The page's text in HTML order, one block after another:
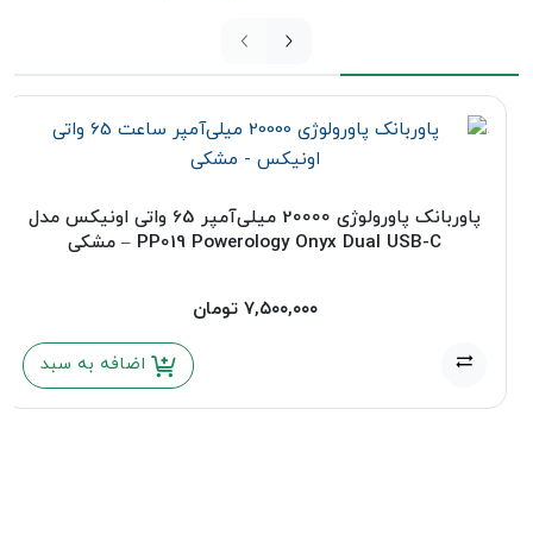
پاوربانک پاورولوژی 20000 میلی‌آمپر 65 واتی اونیکس مدل
PP019 Powerology Onyx Dual USB-C – مشکی
۷,۵۰۰,۰۰۰ تومان
اضافه به سبد